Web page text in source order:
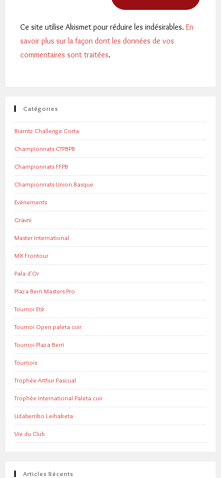
Ce site utilise Akismet pour réduire les indésirables.En
savoir plus sur la façon dont les données de vos
commentaires sont traitées.
Catégories
Biarritz Challenge Corta
Championnats CTPBPB
Championnats FFPB
Championnats Union Basque
Evènements
Gravni
Master International
MX Frontour
Pala d'Or
Plaza Berri Masters Pro
Tournoi Eté
Tournoi Open paleta cuir
Tournoi Plaza Berri
Tournois
Trophée Arthur Pascual
Trophée International Paleta cuir
Udaberriko Leihaketa
Vie du Club
Articles Récents